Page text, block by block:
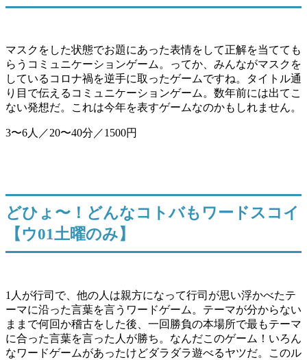
マスクをした状態でお題にあった表情をして正解を当てても
らうコミュニケーションゲーム。ってか、みんながマスクを
しているコロナ禍を逆手に取ったゲームですね。タイトル通
り目で伝えるコミュニケーションゲーム。数年前には出てこ
ない発想だ。これは今年を表すゲームなのかもしれません。
3〜6人／20〜40分／1500円
どひょ〜！どんなコトバもワードスコイ
【ウ01土曜のみ】
1人が行司で、他の人は親方になって行司が思い浮かべたテ
ーマに沿った言葉を言うワードゲーム。テーマが分からない
ままで何回か稽古をした後、一回勝負の本場所で最もテーマ
に合った言葉を言った人が勝ち。なんだこのゲーム！いろん
なワードゲームがあったけどダラダラ遊べるヤツだ。このル